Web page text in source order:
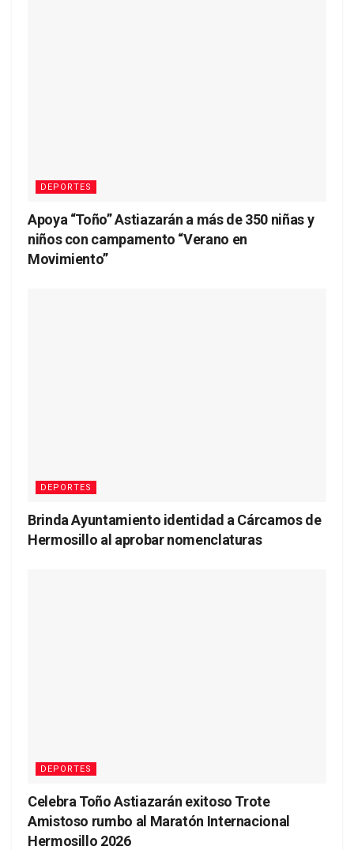
DEPORTES
Apoya “Toño” Astiazarán a más de 350 niñas y
niños con campamento “Verano en
Movimiento”
DEPORTES
Brinda Ayuntamiento identidad a Cárcamos de
Hermosillo al aprobar nomenclaturas
DEPORTES
Celebra Toño Astiazarán exitoso Trote
Amistoso rumbo al Maratón Internacional
Hermosillo 2026